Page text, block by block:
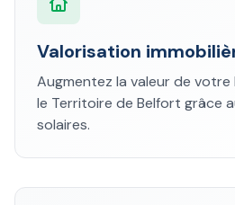
Valorisation
Augmentez la valeur de votre
le Territoire de Belfort grâce
solaires.